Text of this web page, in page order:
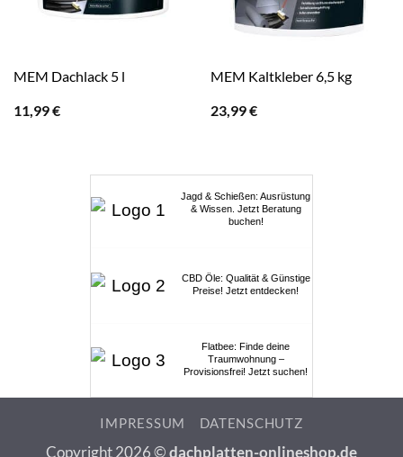
MEM Dachlack 5 l
11,99€
MEM Kaltkleber 6,5 kg
23,99€
Jagd & Schießen: Ausrüstung
& Wissen. Jetzt Beratung
buchen!
CBD Öle: Qualität & Günstige
Preise! Jetzt entdecken!
Flatbee: Finde deine
Traumwohnung –
Provisionsfrei! Jetzt suchen!
IMPRESSUM DATENSCHUTZ
Copyright 2026 ©dachplatten-onlineshop.de